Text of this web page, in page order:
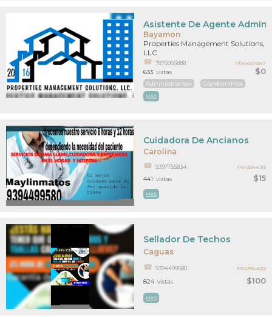
Bayamon
$0
Asistente De Agente
Properties Management Solutions,
LLC
7876966888
Administracion Condominios
MAS
633 vistas
PR44004347
Carolina
$15
Cuidadora De Ancianos
9397755834
MAS
441 vistas
PR43944013
Caguas
$100
Sellador De Techos
9394499580
MAS
824 vistas
PR43944012